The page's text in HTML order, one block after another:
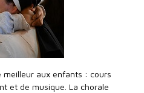
aux enfants : cours
et de musique. La chorale